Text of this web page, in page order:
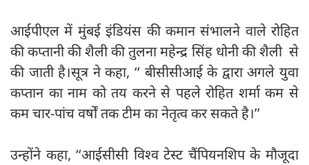
आईपीएल में मुंबई इंडियंस की कमान संभालने वाले रोहित
की कप्तानी की शैली की तुलना महेन्द्र सिंह धोनी की शैली से
की जाती है।सूत्र ने कहा, ‘‘ बीसीसीआई के द्वारा अगले युवा
कप्तान का नाम को तय करने से पहले रोहित शर्मा कम से
कम चार-पांच वर्षों तक टीम का नेतृत्व कर सकते है।’’
उन्होंने कहा, ‘‘आईसीसी विश्व टेस्ट चैंपियनशिप के मौजूदा